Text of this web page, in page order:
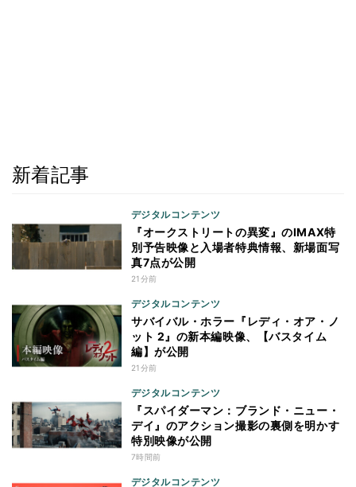
新着記事
デジタルコンテンツ
『オークストリートの異変』のIMAX特
別予告映像と入場者特典情報、新場面写
真7点が公開
21分前
デジタルコンテンツ
サバイバル・ホラー『レディ・オア・ノ
ット 2』の新本編映像、【バスタイム
編】が公開
21分前
デジタルコンテンツ
『スパイダーマン：ブランド・ニュー・
デイ』のアクション撮影の裏側を明かす
特別映像が公開
7時間前
デジタルコンテンツ